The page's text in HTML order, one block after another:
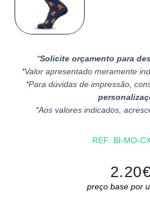
*Solicite orçamento para
*Valor apresentado meramente
*Para dúvidas de impressão,
*Aos valores indicados,
REF: BI-MO-
2.20€
preço base por